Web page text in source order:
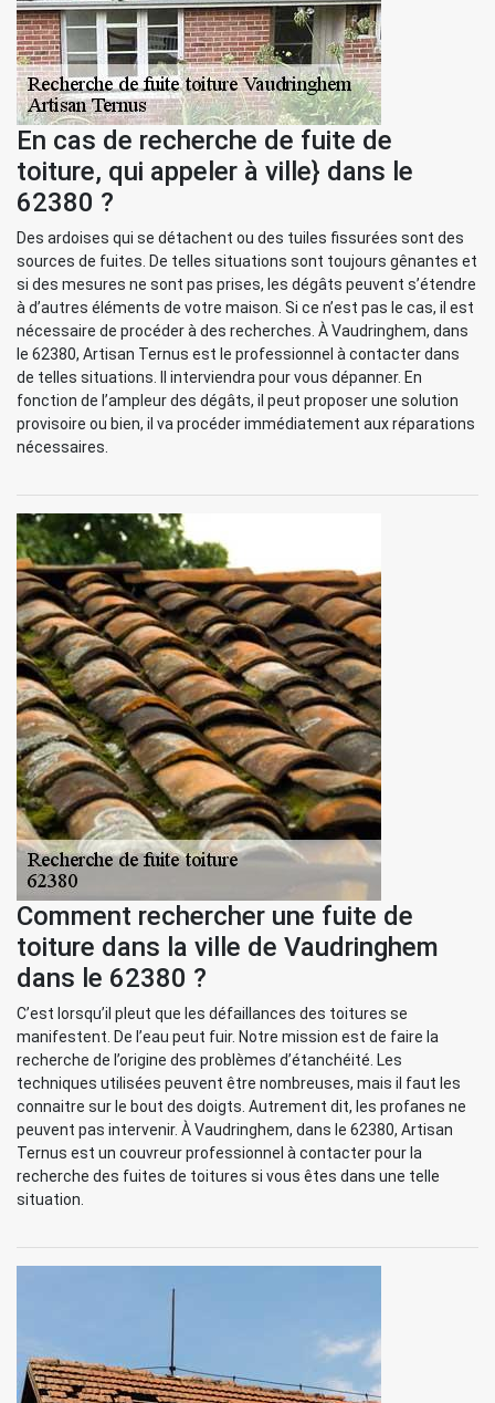
En cas de recherche de fuite de
toiture, qui appeler à ville} dans le
62380 ?
Des ardoises qui se détachent ou des tuiles fissurées sont des
sources de fuites. De telles situations sont toujours gênantes et
si des mesures ne sont pas prises, les dégâts peuvent s’étendre
à d’autres éléments de votre maison. Si ce n’est pas le cas, il est
nécessaire de procéder à des recherches. À Vaudringhem, dans
le 62380, Artisan Ternus est le professionnel à contacter dans
de telles situations. Il interviendra pour vous dépanner. En
fonction de l’ampleur des dégâts, il peut proposer une solution
provisoire ou bien, il va procéder immédiatement aux réparations
nécessaires.
Comment rechercher une fuite de
toiture dans la ville de Vaudringhem
dans le 62380 ?
C’est lorsqu’il pleut que les défaillances des toitures se
manifestent. De l’eau peut fuir. Notre mission est de faire la
recherche de l’origine des problèmes d’étanchéité. Les
techniques utilisées peuvent être nombreuses, mais il faut les
connaitre sur le bout des doigts. Autrement dit, les profanes ne
peuvent pas intervenir. À Vaudringhem, dans le 62380, Artisan
Ternus est un couvreur professionnel à contacter pour la
recherche des fuites de toitures si vous êtes dans une telle
situation.